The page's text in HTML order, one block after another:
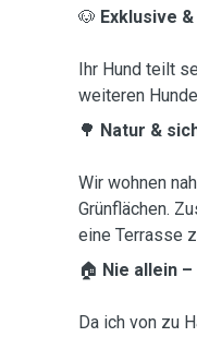
🐶 Exklusive
Ihr Hund teilt
weiteren
🌳 Natur &
Wir wohnen
Grünflächen.
eine Terrasse
🏠 Nie allein
Da ich von zu